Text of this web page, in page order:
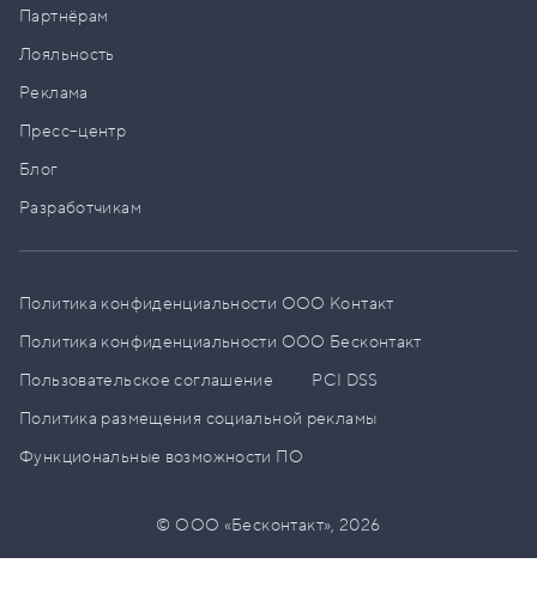
Партнёрам
Лояльность
Реклама
Пресс–центр
Блог
Разработчикам
Политика конфиденциальности ООО Контакт
Политика конфиденциальности ООО Бесконтакт
Пользовательское соглашение
PCI DSS
Политика размещения социальной рекламы
Функциональные возможности ПО
© ООО «Бесконтакт»,2026